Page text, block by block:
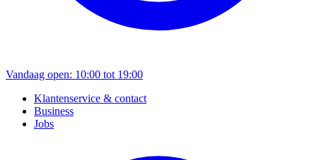
Vandaag open: 10:00 tot 19:00
Klantenservice & contact
Business
Jobs